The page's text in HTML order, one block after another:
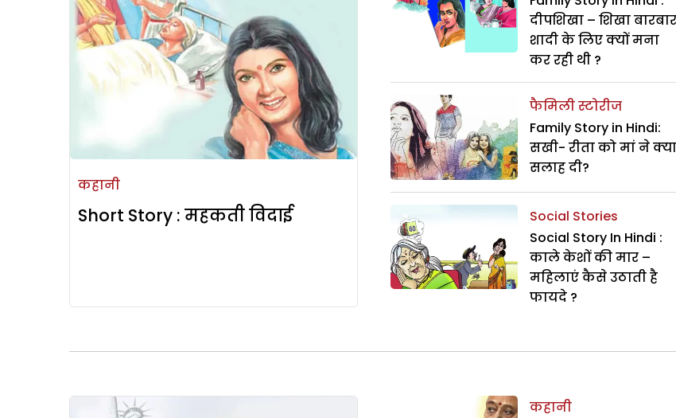
कहानी
Short Story : महकती विदाई
दीपशिखा – शिखा बारबार
शादी के लिए क्यों मना
कर रही थी ?
फैमिली स्टोरीज
Family Story in Hindi:
सखी- रीता को मां ने क्या
सलाह दी?
Social Stories
Social Story In Hindi :
काले केशों की मार –
महिलाएं कैसे उठाती है
फायदे ?
कहानी